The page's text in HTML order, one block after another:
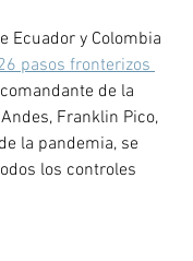
Ecuador y Colombia
pasos fronterizos
de la
Franklin Pico,
la pandemia, se
los controles